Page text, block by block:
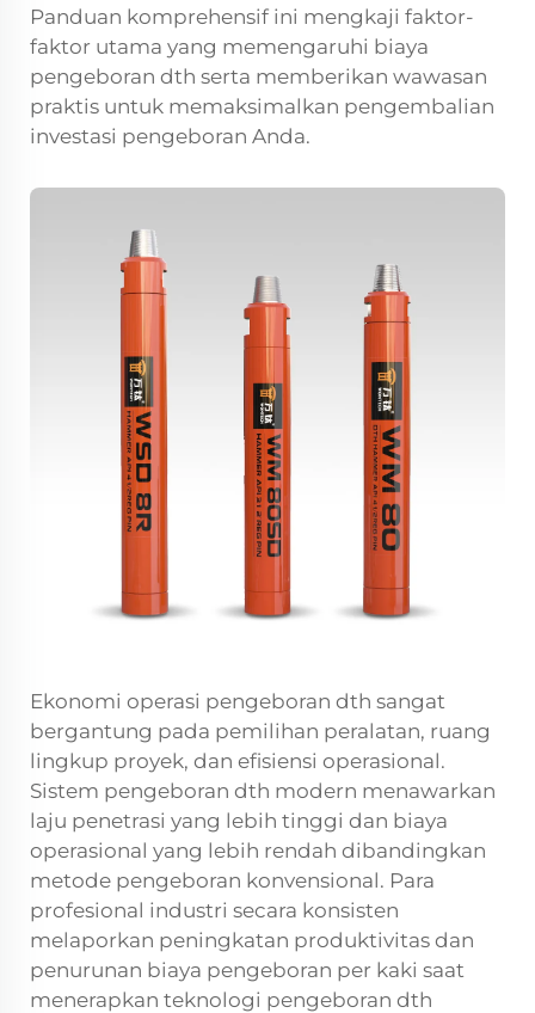
Panduan komprehensif ini mengkaji faktor-
faktor utama yang memengaruhi biaya
pengeboran dth serta memberikan wawasan
praktis untuk memaksimalkan pengembalian
investasi pengeboran Anda.
Ekonomi operasi pengeboran dth sangat
bergantung pada pemilihan peralatan, ruang
lingkup proyek, dan efisiensi operasional.
Sistem pengeboran dth modern menawarkan
laju penetrasi yang lebih tinggi dan biaya
operasional yang lebih rendah dibandingkan
metode pengeboran konvensional. Para
profesional industri secara konsisten
melaporkan peningkatan produktivitas dan
penurunan biaya pengeboran per kaki saat
menerapkan teknologi pengeboran dth